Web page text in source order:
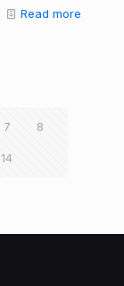
Read more
7 8
14